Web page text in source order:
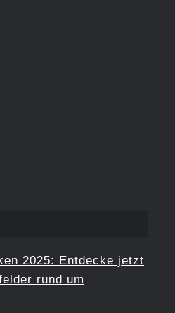
2025: Entdecke jetzt
rund um